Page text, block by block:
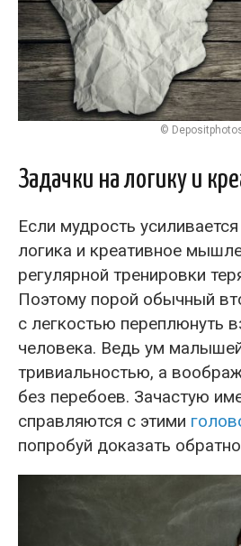
©
Задачки на логику и
Если мудрость
логика и креативное
регулярной тренировки
Поэтому порой обычный
с легкостью переплюнуть
человека. Ведь ум
тривиальностью, а
без перебоев. Зачастую
справляются с этими
попробуй доказать